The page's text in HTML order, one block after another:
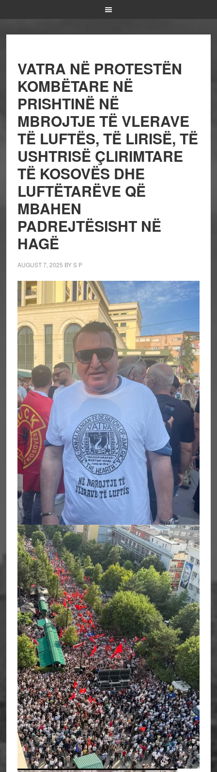
VATRA NË PROTESTËN
KOMBËTARE NË
PRISHTINË NË
MBROJTJE TË VLERAVE
TË LUFTËS, TË LIRISË, TË
USHTRISË ÇLIRIMTARE
TË KOSOVËS DHE
LUFTËTARËVE QË
MBAHEN
PADREJTËSISHT NË
HAGË
AUGUST 7, 2025 BYS P